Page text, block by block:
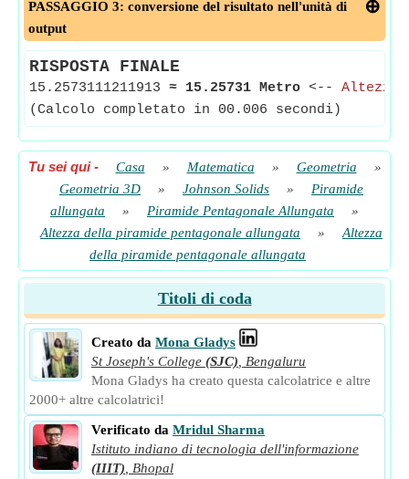
PASSAGGIO 3: conversione del risultato nell'unità di
output
RISPOSTA FINALE
15.2573111211913 ≈ 15.25731 Metro <-- Altezza
(Calcolo completato in 00.006 secondi)
Tu sei qui- Casa » Matematica » Geometria
»
Geometria 3D
» Johnson Solids »
Piramide
allungata
» Piramide Pentagonale Allungata
»
Altezza della piramide pentagonale allungata
»
Altezza
della piramide pentagonale allungata
Titoli di coda
Creato da Mona Gladys
St Joseph's College (SJC)
Bengaluru
Mona Gladys ha creato questa calcolatrice e altre
2000+ altre calcolatrici!
Verificato da Mridul Sharma
Istituto indiano di tecnologia dell'informazione
(IIIT)
Bhopal